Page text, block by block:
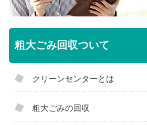
粗大ごみ回収ついて
クリーンセンターとは
粗大ごみの回収